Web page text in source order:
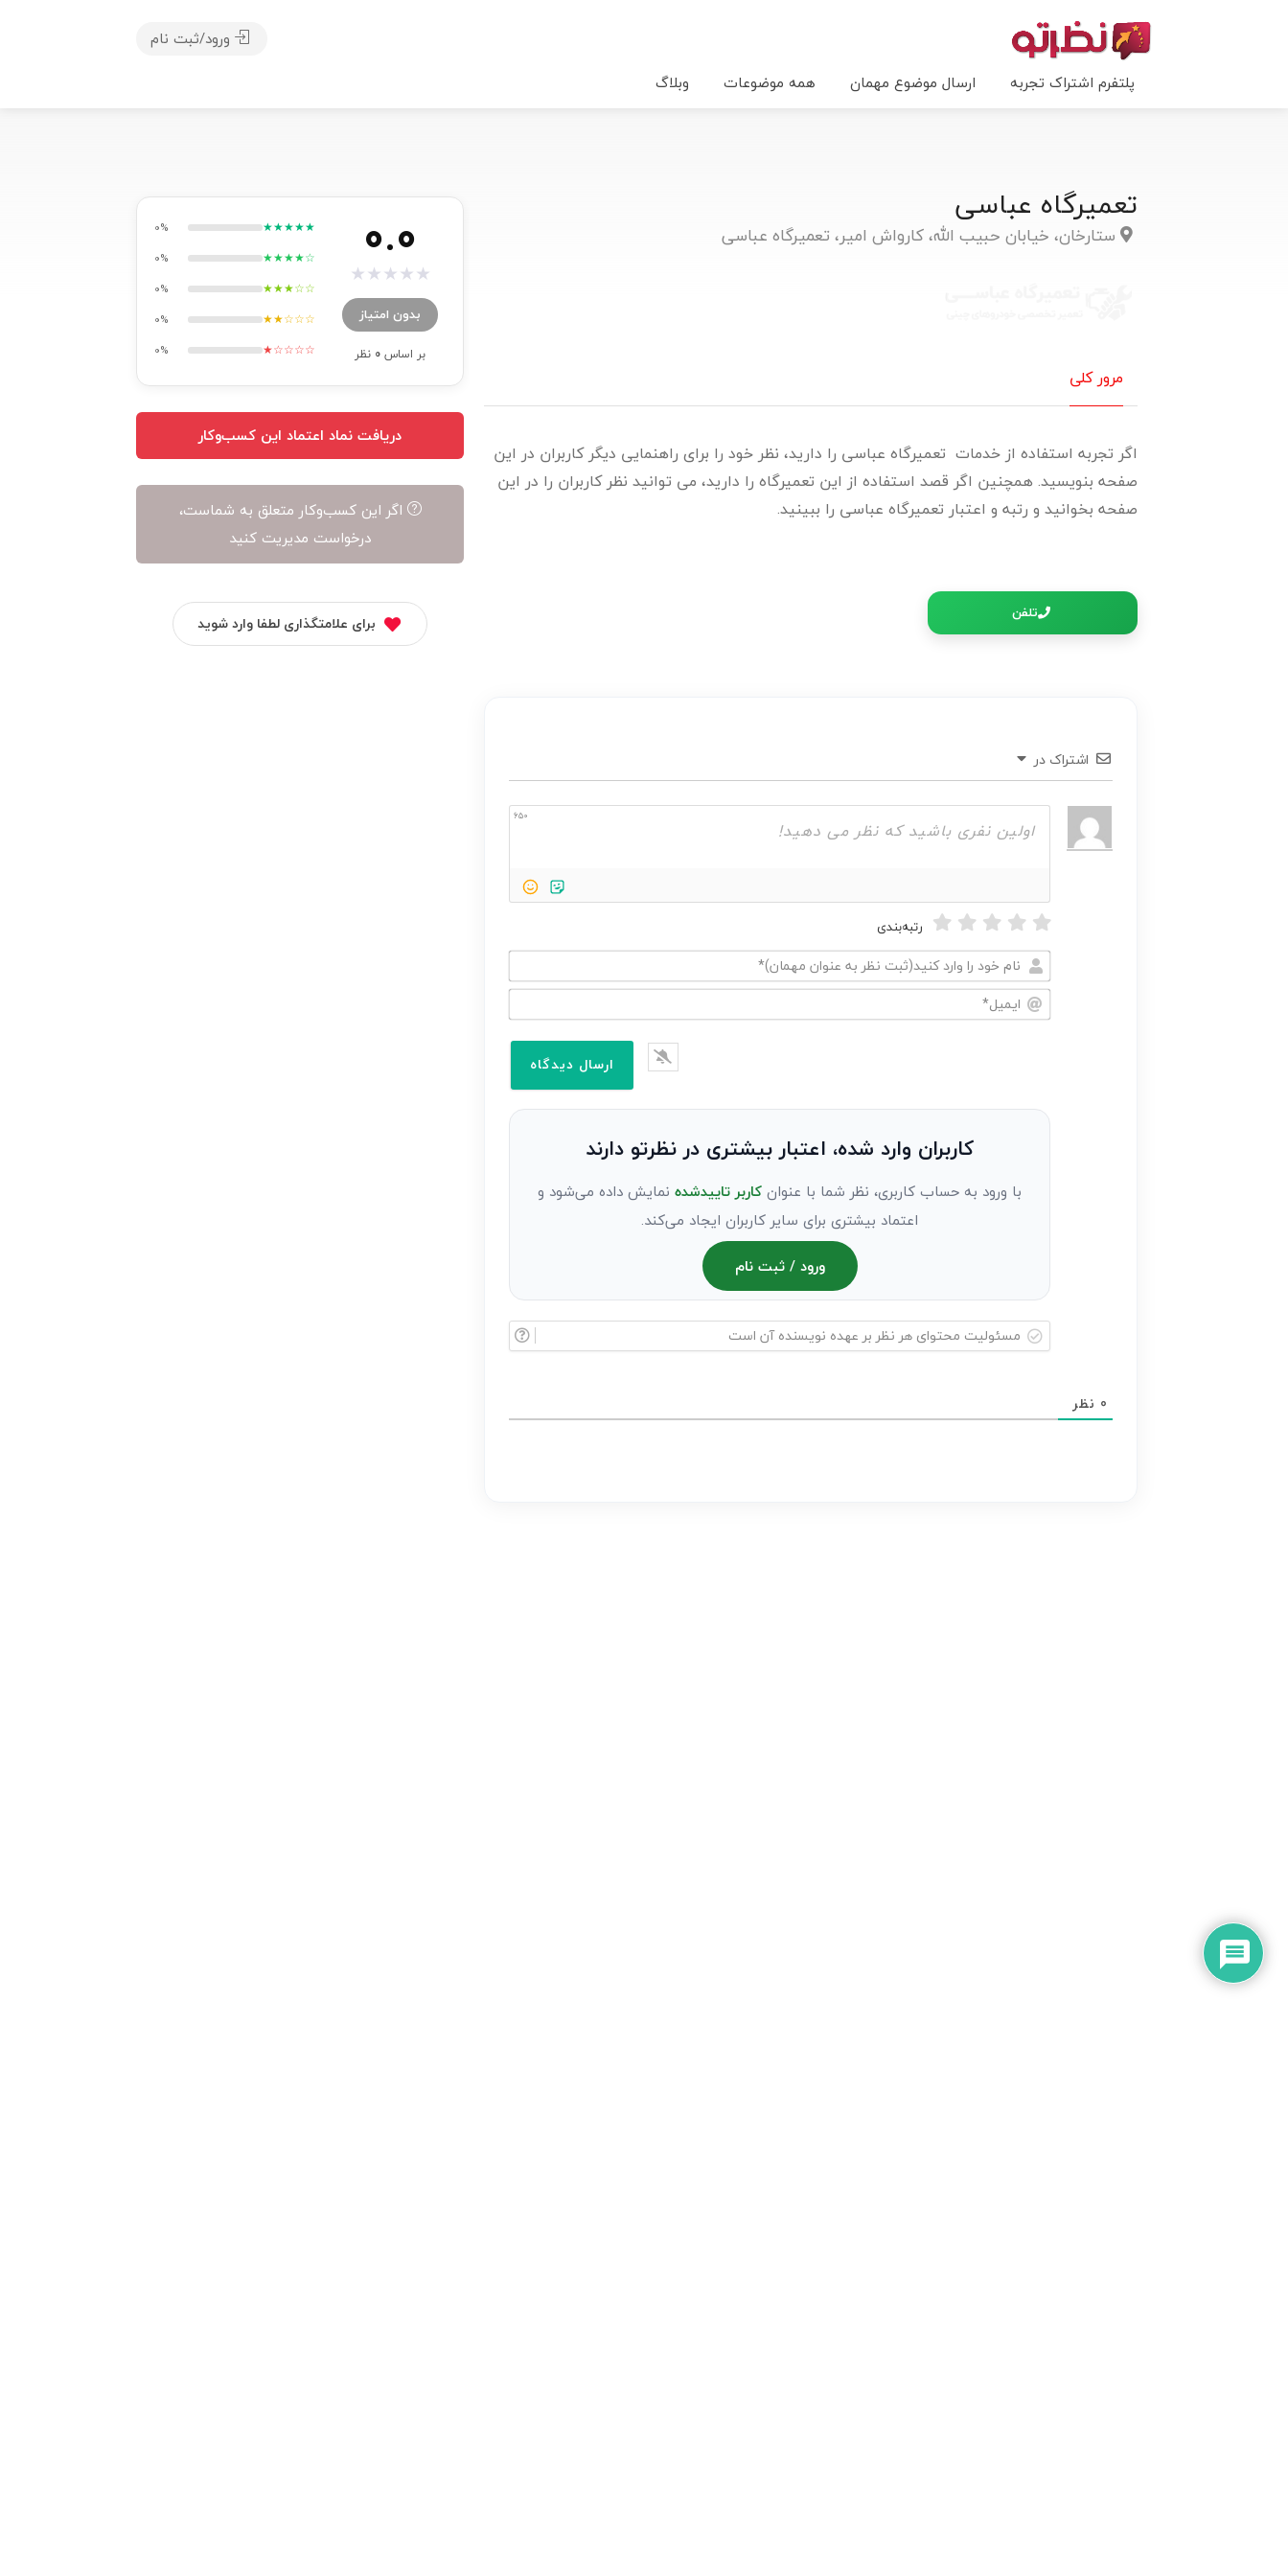
پلتفرم اشتراک تجربه ارسال موضوع مهمان همه موضوعات وبلاگ
ورود/ثبت نام
تعمیرگاه عباسی
ستارخان، خیابان حبیب الله، کارواش امیر، تعمیرگاه عباسی
مرور کلی
اگر تجربه استفاده از خدمات تعمیرگاه عباسی را دارید، نظر خود را برای راهنمایی دیگر کاربران در این
صفحه بنویسید. همچنین اگر قصد استفاده از این تعمیرگاه را دارید، می توانید نظر کاربران را در این
صفحه بخوانید و رتبه و اعتبار تعمیرگاه عباسی را ببینید.
تلفن
اشتراک در
650
رتبه‌بندی
نام
خود
نظر
مهمان)*
کاربران وارد شده، اعتبار بیشتری در نظرتو دارند
با ورود به حساب کاربری، نظر شما با عنوانکاربر تاییدشدهنمایش داده می‌شود و
اعتماد بیشتری برای سایر کاربران ایجاد می‌کند.
ورود / ثبت نام
هر
0 نظر
0.0
★
★
★
★
★
بدون امتیاز
بر اساس0 نظر
★★★★★
0%
★★★★☆
0%
★★★☆☆
0%
★★☆☆☆
0%
★☆☆☆☆
0%
دریافت نماد اعتماد این کسب‌وکار
اگر این کسب‌وکار متعلق به شماست،
درخواست مدیریت کنید
برای علامتگذاری لطفا وارد شوید